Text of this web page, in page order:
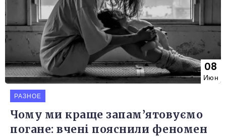
08
Июн
РАЗНОЕ
Чому ми краще запам’ятовуємо
погане: вчені пояснили феномен